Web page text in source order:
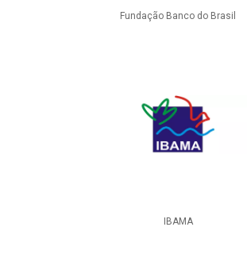
Fundação Banco do Brasil
IBAMA